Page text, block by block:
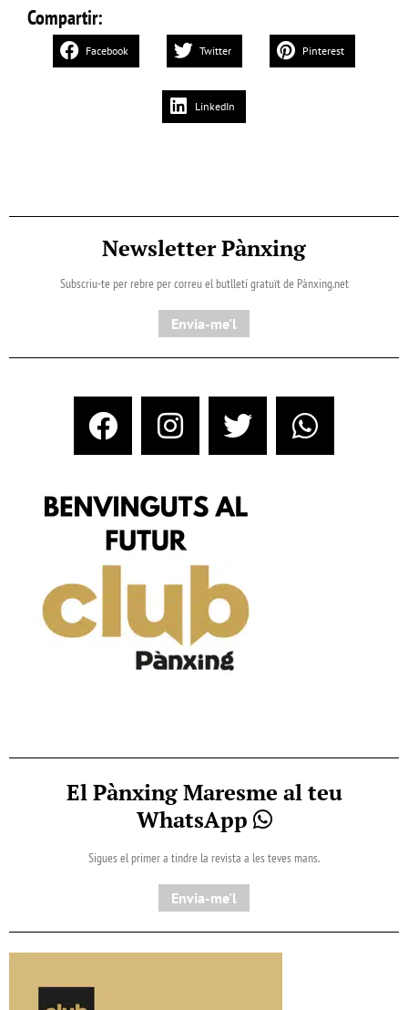
Compartir:
Facebook Twitter Pinterest
LinkedIn
Newsletter Pànxing
Subscriu-te per rebre per correu el butlletí gratuït de Pànxing.net​
Envia-me'l
El Pànxing Maresme al teu
WhatsApp
Sigues el primer a tindre la revista a les teves mans.
Envia-me'l